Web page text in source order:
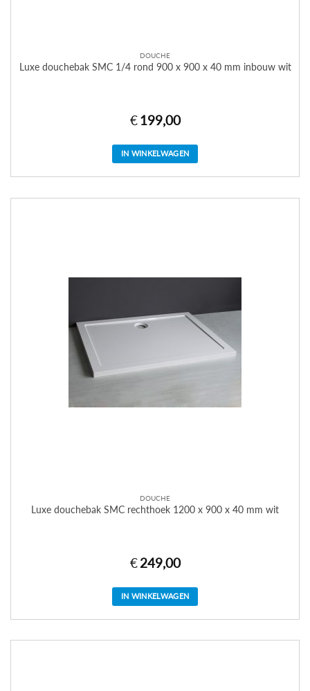
DOUCHE
Luxe douchebak SMC 1/4 rond 900 x 900 x 40 mm inbouw wit
€ 199,00
IN WINKELWAGEN
DOUCHE
Luxe douchebak SMC rechthoek 1200 x 900 x 40 mm wit
€ 249,00
IN WINKELWAGEN